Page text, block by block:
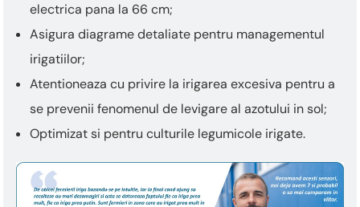
electrica pana la 66 cm;
Asigura diagrame detaliate pentru managementul
irigatiilor;
Atentioneaza cu privire la irigarea excesiva pentru a
se prevenii fenomenul de levigare al azotului in sol;
Optimizat si pentru culturile legumicole irigate.